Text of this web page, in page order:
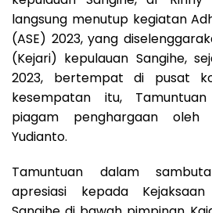
langsung menutup kegiatan
(ASE) 2023, yang
(Kejari) kepulauan Sangihe,
2023, bertempat di pusat
kesempatan itu,
piagam penghargaan
Yudianto.
Tamuntuan dalam
apresiasi kepada